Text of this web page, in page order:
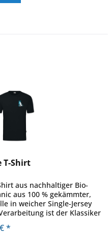
T-Shirt
aus nachhaltiger Bio-
aus 100 % gekämmter,
in weicher Single-Jersey
ist der Klassiker
*